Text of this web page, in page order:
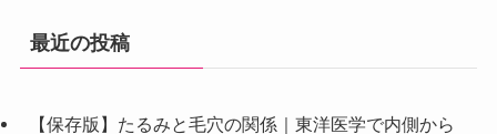
最近の投稿
【保存版】たるみと毛穴の関係｜東洋医学で内側から